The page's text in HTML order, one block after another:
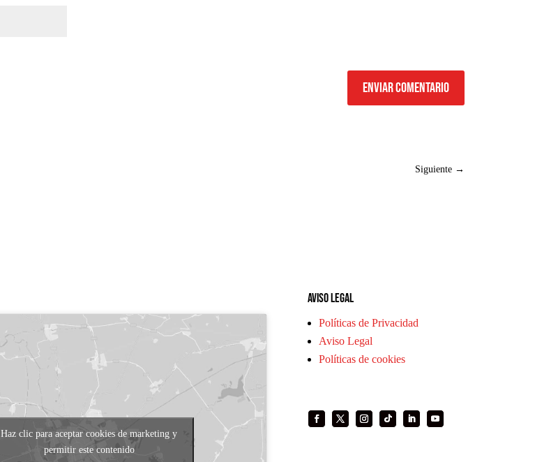
Enviar comentario
Siguiente→
Haz clic para aceptar cookies de marketing y
permitir este contenido
Aviso legal
Políticas de Privacidad
Aviso Legal
Políticas de cookies